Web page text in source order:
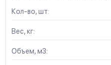
Кол-во, шт:
Вес, кг:
Объем, м3: